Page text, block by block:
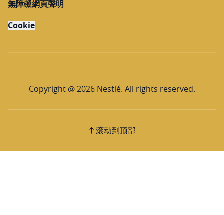
無障礙網頁聲明
Cookie
Copyright @ 2026 Nestlé. All rights reserved.
滚动到顶部